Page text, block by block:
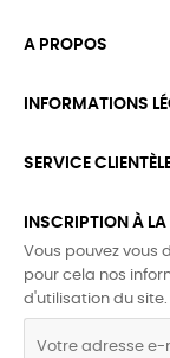
A PROPOS
INFORMATIONS
SERVICE
INSCRIPTION À LA
Vous pouvez vous
pour cela nos
d'utilisation du site.